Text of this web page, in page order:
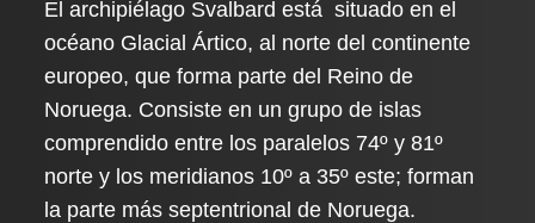
El archipiélago Svalbard está situado en el
océano Glacial Ártico, al norte del continente
europeo, que forma parte del Reino de
Noruega. Consiste en un grupo de islas
comprendido entre los paralelos 74º y 81º
norte y los meridianos 10º a 35º este; forman
la parte más septentrional de Noruega.